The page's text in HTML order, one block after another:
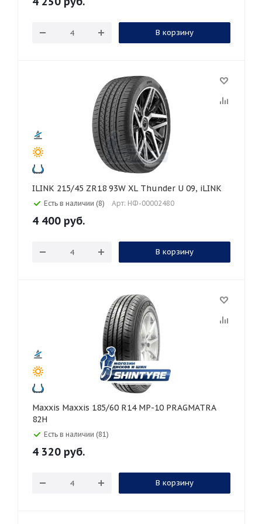
В корзину
ILINK 215/45 ZR18 93W XL Thunder U 09, iLINK
Есть в наличии (8) Арт: НФ-00002480
4 400 руб.
В корзину
Maxxis Maxxis 185/60 R14 MP-10 PRAGMATRA
82H
Есть в наличии (81)
4 320 руб.
В корзину